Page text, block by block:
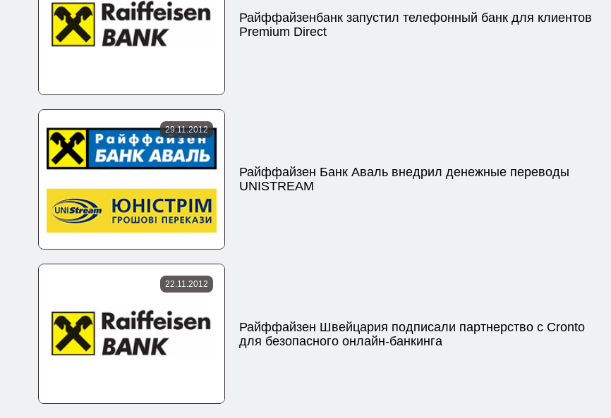
Райффайзенбанк запустил телефонный банк для клиентов
Premium Direct
29.11.2012
Райффайзен Банк Аваль внедрил денежные переводы
UNISTREAM
22.11.2012
Райффайзен Швейцария подписали партнерство с Cronto
для безопасного онлайн-банкинга